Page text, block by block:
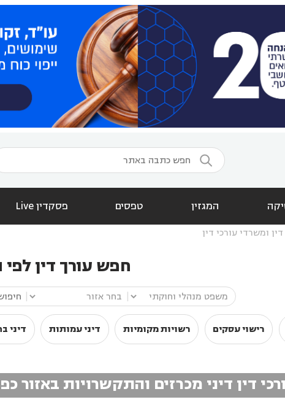

המגזין טפסים פסקדין Live
ומשרדי עורכי דין
חפש עורך דין
רישוי עסקים רשויות מקומיות דיני עמותות דיני
דין דיני מכרזים והתקשרויות באזור